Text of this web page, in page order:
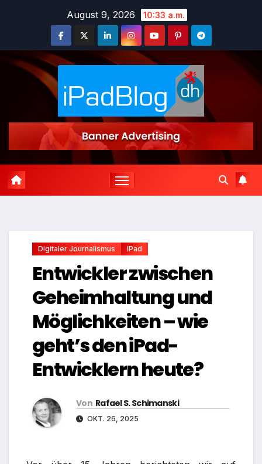
August 9, 2026 10:33 a.m.
Digitaler Journalismus IPad
Entwickler zwischen
Geheimhaltung und
Möglichkeiten – wie
geht’s den iPad-
Entwicklern heute?
Von Rafael S. Schimanski
OKT. 26, 2025